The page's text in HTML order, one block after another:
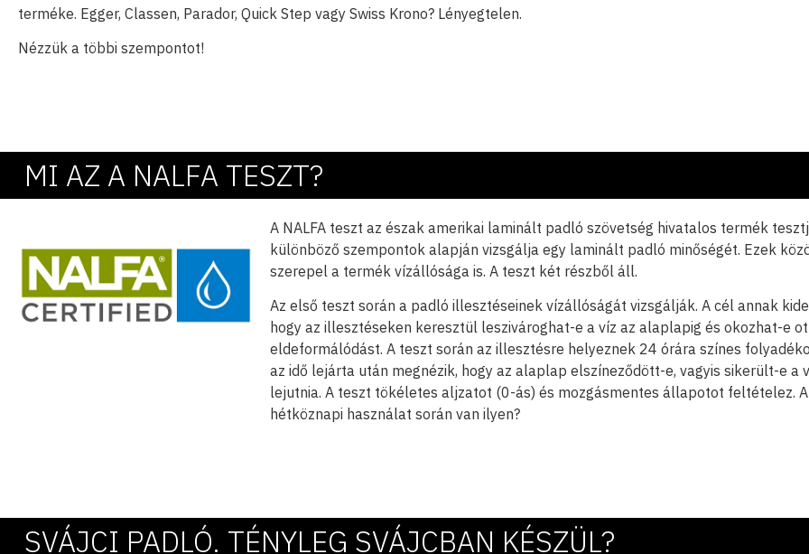
terméke. Egger, Classen, Parador, Quick Step vagy Swiss Krono? Lényegtelen.
Nézzük a többi szempontot!
MI AZ A NALFA TESZT?
A NALFA teszt az észak amerikai laminált padló szövetség hivatalos termék
különböző szempontok alapján vizsgálja egy laminált padló minőségét. Ezek
szerepel a termék vízállósága is. A teszt két részből áll.
Az első teszt során a padló illesztéseinek vízállóságát vizsgálják. A cél annak
hogy az illesztéseken keresztül leszivároghat-e a víz az alaplapig és okozhat-e
eldeformálódást. A teszt során az illesztésre helyeznek 24 órára színes
az idő lejárta után megnézik, hogy az alaplap elszíneződött-e, vagyis sikerült-e a
lejutnia. A teszt tökéletes aljzatot (0-ás) és mozgásmentes állapotot feltételez. A
hétköznapi használat során van ilyen?
SVÁJCI PADLÓ. TÉNYLEG SVÁJCBAN KÉSZÜL?